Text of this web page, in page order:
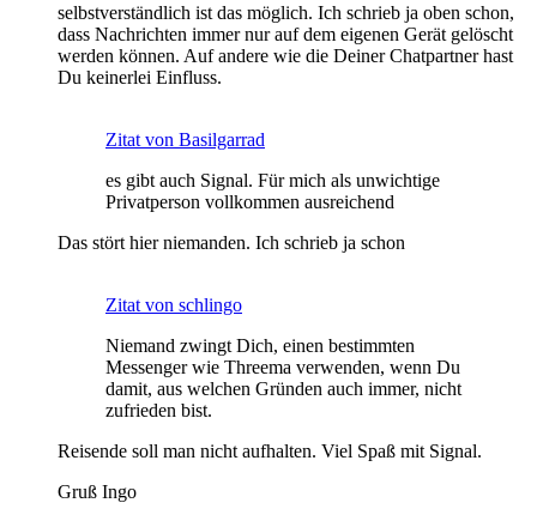
selbstverständlich ist das möglich. Ich schrieb ja oben schon,
dass Nachrichten immer nur auf dem eigenen Gerät gelöscht
werden können. Auf andere wie die Deiner Chatpartner hast
Du keinerlei Einfluss.
Zitat von Basilgarrad
es gibt auch Signal. Für mich als unwichtige
Privatperson vollkommen ausreichend
Das stört hier niemanden. Ich schrieb ja schon
Zitat von schlingo
Niemand zwingt Dich, einen bestimmten
Messenger wie Threema verwenden, wenn Du
damit, aus welchen Gründen auch immer, nicht
zufrieden bist.
Reisende soll man nicht aufhalten. Viel Spaß mit Signal.
Gruß Ingo